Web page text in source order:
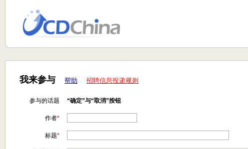
我来参与 帮助 招聘信息投递规则
参与的话题 “确定”与“取消”按钮
作者*
标题*